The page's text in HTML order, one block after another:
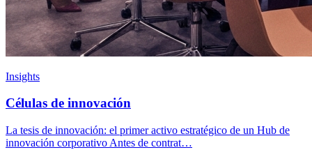
Insights
Células de innovación
La tesis de innovación: el primer activo estratégico de un Hub de
innovación corporativo Antes de contrat…